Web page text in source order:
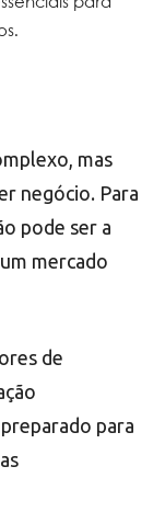
mas
negócio. Para
pode ser a
mercado
de
para